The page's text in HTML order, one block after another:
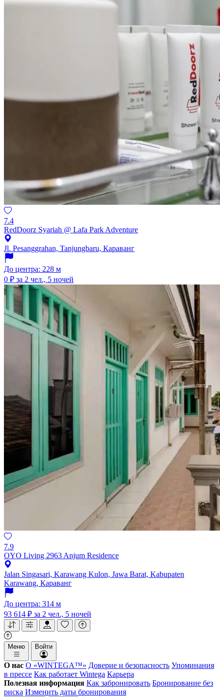
7.4
RedDoorz Syariah @ Lafa Park Adventure
Jl. Pesanggrahan, Tanjungbaru, Караванг
До центра: 228 м
0 ₽ за 2 чел., 5 ночей
7.9
OYO Living 2963 Anjum Residence
Jalan Singasari, Karawang Kulon, Jawa Barat, Kabupaten
Karawang, Караванг
До центра: 314 м
93 614 ₽ за 2 чел., 5 ночей
Меню Войти
О нас О «WINTEGA™» Доверие и безопасность Упоминания
в прессе Как работает Wintega Карьера
Полезная информация Как забронировать Бронирование без
риска Изменить даты бронирования